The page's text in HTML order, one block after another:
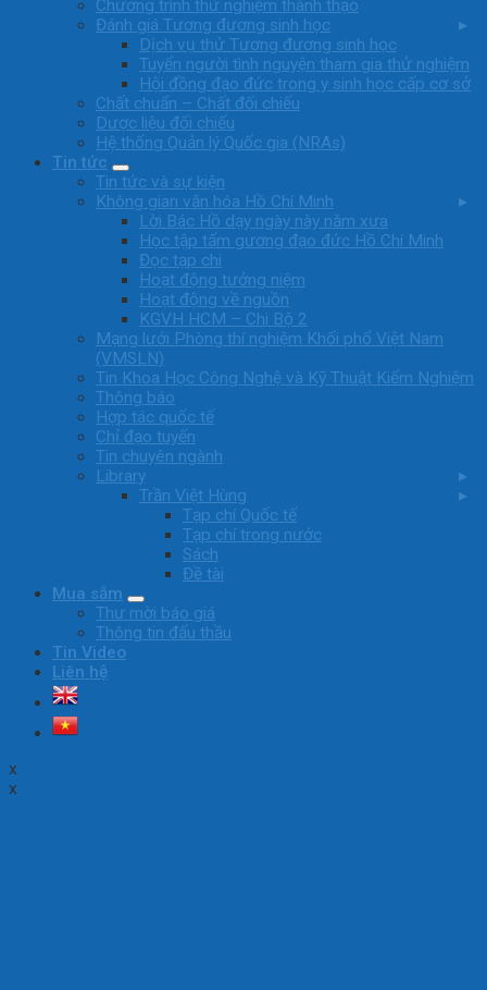
Chương trình thử nghiệm thành thạo
Đánh giá Tương đương sinh học
Dịch vụ thử Tương đương sinh học
Tuyển người tình nguyện tham gia thử nghiệm
Hội đồng đạo đức trong y sinh học cấp cơ sở
Chất chuẩn – Chất đối chiếu
Dược liệu đối chiếu
Hệ thống Quản lý Quốc gia (NRAs)
Tin tức
Tin tức và sự kiện
Không gian văn hóa Hồ Chí Minh
Lời Bác Hồ dạy ngày này năm xưa
Học tập tấm gương đạo đức Hồ Chí Minh
Đọc tạp chi
Hoạt động tưởng niệm
Hoạt động về nguồn
KGVH HCM – Chi Bộ 2
Mạng lưới Phòng thí nghiệm Khối phổ Việt Nam
(VMSLN)
Tin Khoa Học Công Nghệ và Kỹ Thuật Kiểm Nghiệm
Thông báo
Hợp tác quốc tế
Chỉ đạo tuyến
Tin chuyên ngành
Library
Trần Việt Hùng
Tạp chí Quốc tế
Tạp chí trong nước
Sách
Đề tài
Mua sắm
Thư mời báo giá
Thông tin đấu thầu
Tin Video
Liên hệ
x
x